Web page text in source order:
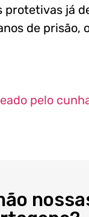
já
de prisão,
pelo